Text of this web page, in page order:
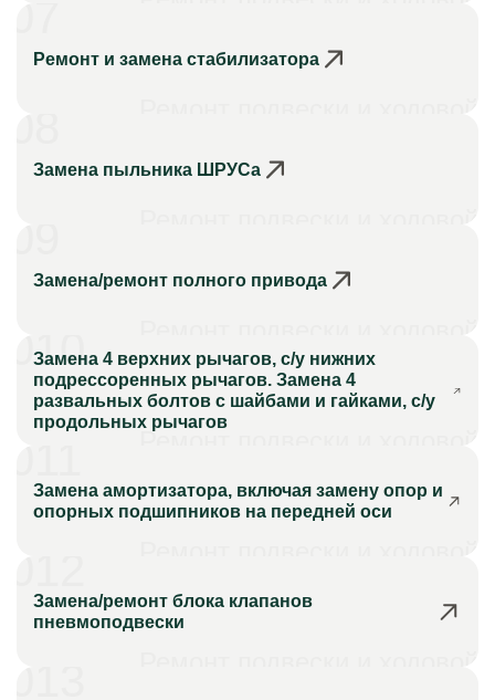
Ремонт и замена стабилизатора
Замена пыльника ШРУСа
Замена/ремонт полного привода
010
Ремонт подвески и ходовой
Замена 4 верхних рычагов, с/у нижних
подрессоренных рычагов. Замена 4
развальных болтов с шайбами и гайками, с/у
продольных рычагов
Замена амортизатора, включая замену опор и
опорных подшипников на передней оси
Замена/ремонт блока клапанов
пневмоподвески